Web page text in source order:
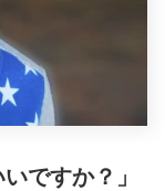
ですか？」